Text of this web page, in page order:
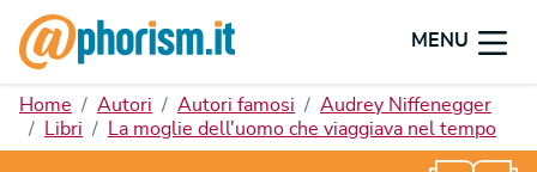
MENU
Home Autori Autori famosi
Audrey Niffenegger
Libri
La moglie dell'uomo che viaggiava nel tempo